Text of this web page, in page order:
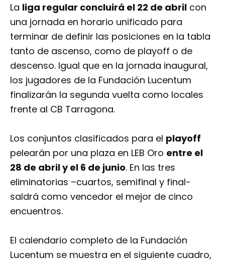
La liga regular concluirá el 22 de abril con
una jornada en horario unificado para
terminar de definir las posiciones en la tabla
tanto de ascenso, como de playoff o de
descenso. Igual que en la jornada inaugural,
los jugadores de la Fundación Lucentum
finalizarán la segunda vuelta como locales
frente al CB Tarragona.
Los conjuntos clasificados para el playoff
pelearán por una plaza en LEB Oro entre el
28 de abril y el 6 de junio. En las tres
eliminatorias –cuartos, semifinal y final-
saldrá como vencedor el mejor de cinco
encuentros.
El calendario completo de la Fundación
Lucentum se muestra en el siguiente cuadro,